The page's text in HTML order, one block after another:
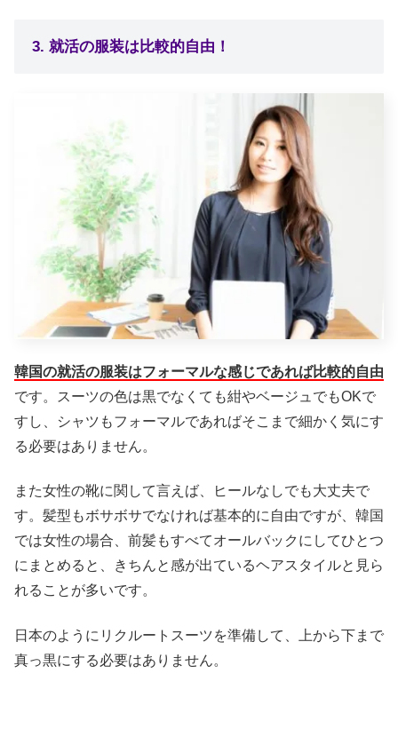
3. 就活の服装は比較的自由！
韓国の就活の服装はフォーマルな感じであれば比較的自由
です。スーツの色は黒でなくても紺やベージュでもOKで
すし、シャツもフォーマルであればそこまで細かく気にす
る必要はありません。
また女性の靴に関して言えば、ヒールなしでも大丈夫で
す。髪型もボサボサでなければ基本的に自由ですが、韓国
では女性の場合、前髪もすべてオールバックにしてひとつ
にまとめると、きちんと感が出ているヘアスタイルと見ら
れることが多いです。
日本のようにリクルートスーツを準備して、上から下まで
真っ黒にする必要はありません。